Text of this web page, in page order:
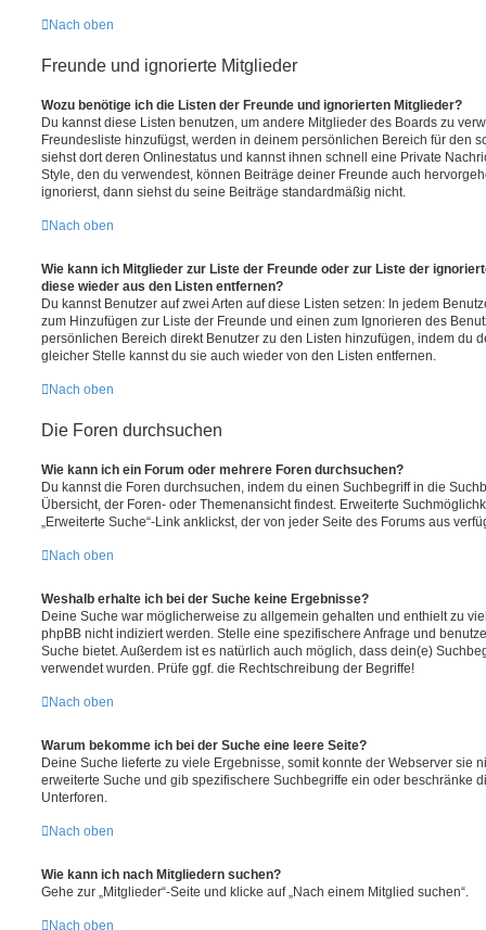
Nach oben
Freunde und ignorierte Mitglieder
Wozu benötige ich die Listen der Freunde und ignorierten Mitglieder?
Du kannst diese Listen benutzen, um andere Mitglieder des Boards zu
Freundesliste hinzufügst, werden in deinem persönlichen Bereich für den
siehst dort deren Onlinestatus und kannst ihnen schnell eine Private
Style, den du verwendest, können Beiträge deiner Freunde auch
ignorierst, dann siehst du seine Beiträge standardmäßig nicht.
Nach oben
Wie kann ich Mitglieder zur Liste der Freunde oder zur Liste der
diese wieder aus den Listen entfernen?
Du kannst Benutzer auf zwei Arten auf diese Listen setzen: In jedem
zum Hinzufügen zur Liste der Freunde und einen zum Ignorieren des
persönlichen Bereich direkt Benutzer zu den Listen hinzufügen, indem du
gleicher Stelle kannst du sie auch wieder von den Listen entfernen.
Nach oben
Die Foren durchsuchen
Wie kann ich ein Forum oder mehrere Foren durchsuchen?
Du kannst die Foren durchsuchen, indem du einen Suchbegriff in die
Übersicht, der Foren- oder Themenansicht findest. Erweiterte
„Erweiterte Suche“-Link anklickst, der von jeder Seite des Forums aus
Nach oben
Weshalb erhalte ich bei der Suche keine Ergebnisse?
Deine Suche war möglicherweise zu allgemein gehalten und enthielt zu
phpBB nicht indiziert werden. Stelle eine spezifischere Anfrage und
Suche bietet. Außerdem ist es natürlich auch möglich, dass dein(e)
verwendet wurden. Prüfe ggf. die Rechtschreibung der Begriffe!
Nach oben
Warum bekomme ich bei der Suche eine leere Seite?
Deine Suche lieferte zu viele Ergebnisse, somit konnte der Webserver sie
erweiterte Suche und gib spezifischere Suchbegriffe ein oder beschränke
Unterforen.
Nach oben
Wie kann ich nach Mitgliedern suchen?
Gehe zur „Mitglieder“-Seite und klicke auf „Nach einem Mitglied suchen“.
Nach oben